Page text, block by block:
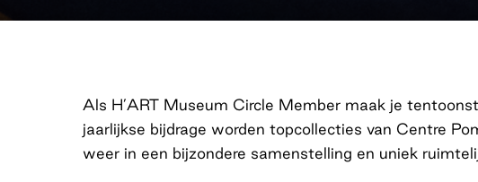
Als H’ART Museum Circle Member maak je
jaarlijkse bijdrage worden topcollecties van Centre
weer in een bijzondere samenstelling en uniek